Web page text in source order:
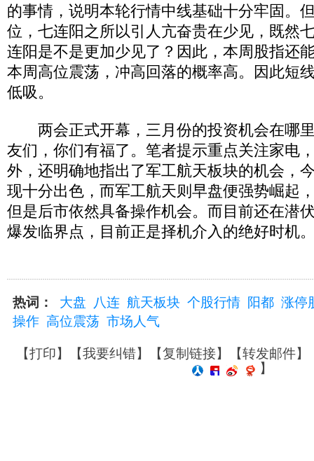
的事情，说明本轮行情中线基础十分牢固。
位，七连阳之所以引人亢奋贵在少见，既然
连阳是不是更加少见了？因此，本周股指还
本周高位震荡，冲高回落的概率高。因此短
低吸。
两会正式开幕，三月份的投资机会在哪
友们，你们有福了。笔者提示重点关注家电
外，还明确地指出了军工航天板块的机会，
现十分出色，而军工航天则早盘便强势崛起
但是后市依然具备操作机会。而目前还在潜
爆发临界点，目前正是择机介入的绝好时机
热词： 大盘 八连 航天板块 个股行情 阳都 涨停
操作 高位震荡 市场人气
【打印】【我要纠错】【复制链接】【转发邮件】
】